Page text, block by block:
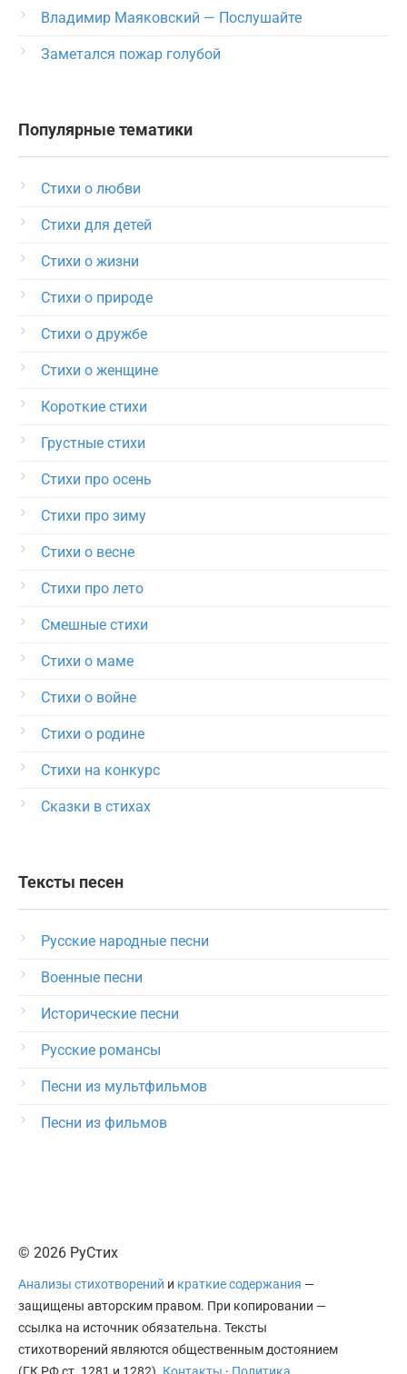
Владимир Маяковский — Послушайте
Заметался пожар голубой
Популярные тематики
Стихи о любви
Стихи для детей
Стихи о жизни
Стихи о природе
Стихи о дружбе
Стихи о женщине
Короткие стихи
Грустные стихи
Стихи про осень
Стихи про зиму
Стихи о весне
Стихи про лето
Смешные стихи
Стихи о маме
Стихи о войне
Стихи о родине
Стихи на конкурс
Сказки в стихах
Тексты песен
Русские народные песни
Военные песни
Исторические песни
Русские романсы
Песни из мультфильмов
Песни из фильмов
© 2026 РуСтих
Анализы стихотворений и краткие содержания —
защищены авторским правом. При копировании —
ссылка на источник обязательна. Тексты
стихотворений являются общественным достоянием